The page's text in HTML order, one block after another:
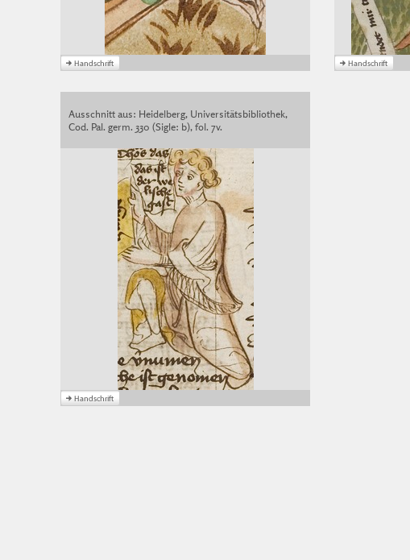
Ausschnitt aus: Heidelberg, Universitätsbibliothek,
Cod. Pal. germ. 330 (Sigle: b), fol. 7v.